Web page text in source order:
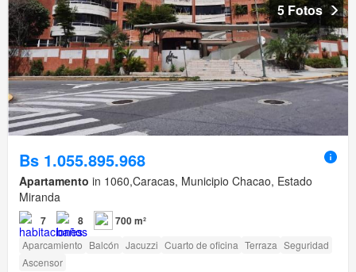
5 Fotos
Bs 1.055.895.968
Apartamento in 1060,Caracas, Municipio Chacao, Estado
Miranda
7 8 700 m²
Aparcamiento Balcón Jacuzzi Cuarto de oficina Terraza Seguridad
Ascensor